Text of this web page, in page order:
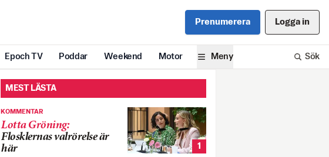
Prenumerera Logga in
Epoch TV Poddar Weekend Motor Meny Sök
MEST LÄSTA
KOMMENTAR
Lotta Gröning:
Flosklernas valrörelse är
här
1